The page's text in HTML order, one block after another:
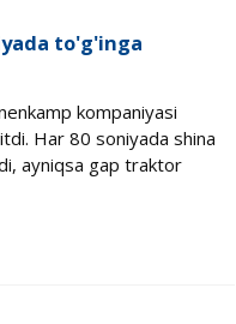
to'g'inga
kompaniyasi
Har 80 soniyada shina
ayniqsa gap traktor